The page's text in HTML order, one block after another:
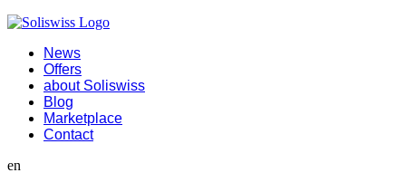
News
Offers
about Soliswiss
Blog
Marketplace
Contact
en